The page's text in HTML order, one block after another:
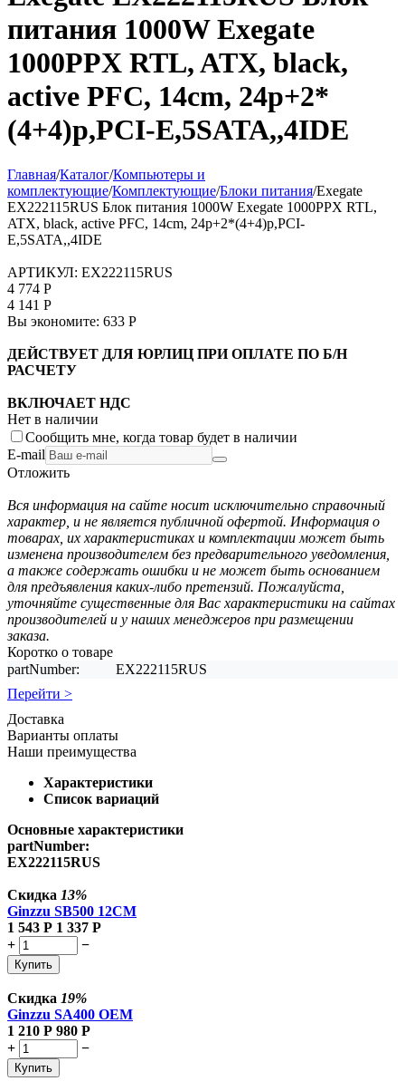
питания 1000W Exegate
1000PPX RTL, ATX, black,
active PFC, 14cm, 24p+2*
(4+4)p,PCI-E,5SATA,,4IDE
Главная/Каталог/Компьютеры и
комплектующие/Комплектующие/Блоки питания/Exegate
EX222115RUS Блок питания 1000W Exegate 1000PPX RTL,
ATX, black, active PFC, 14cm, 24p+2*(4+4)p,PCI-
E,5SATA,,4IDE
АРТИКУЛ: EX222115RUS
4 774 Р
4 141 Р
Вы экономите: 633 Р
ДЕЙСТВУЕТ ДЛЯ ЮРЛИЦ ПРИ ОПЛАТЕ ПО Б/Н
РАСЧЕТУ
ВКЛЮЧАЕТ НДС
Нет в наличии
Сообщить мне, когда товар будет в наличии
E-mail
Отложить
Вся информация на сайте носит исключительно справочный
характер, и не является публичной офертой. Информация о
товарах, их характеристиках и комплектации может быть
изменена производителем без предварительного уведомления,
а также содержать ошибки и не может быть основанием
для предъявления каких-либо претензий. Пожалуйста,
уточняйте существенные для Вас характеристики на сайтах
производителей и у наших менеджеров при размещении
заказа.
Коротко о товаре
partNumber:
EX222115RUS
Перейти >
Доставка
Варианты оплаты
Наши преимущества
Характеристики
Список вариаций
Основные характеристики
partNumber:
EX222115RUS
Скидка 13%
Ginzzu SB500 12CM
1 543 Р 1 337 Р
+
−
Купить
Скидка 19%
Ginzzu SA400 OEM
1 210 Р 980 Р
+
−
Купить